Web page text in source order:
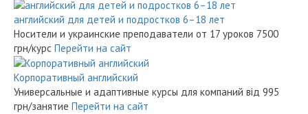
английский для детей и подростков 6–18 лет
Носители и украинские преподаватели от 17 уроков 7500
грн/курс Перейти на сайт
Корпоративный английский
Универсальные и адаптивные курсы для компаний від 995
грн/занятие Перейти на сайт